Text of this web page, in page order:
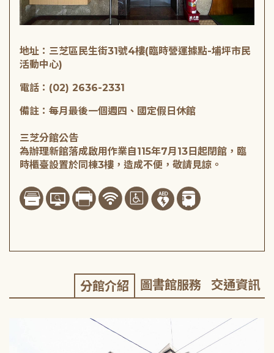
地址：三芝區民生街31號4樓(臨時營運據點-埔坪市民
活動中心)
電話：(02) 2636-2331
備註：每月最後一個週四、國定假日休館
三芝分館公告
為辦理新館落成啟用作業自115年7月13日起閉館，臨
時櫃臺設置於同棟3樓，造成不便，敬請見諒。
分館介紹 圖書館服務 交通資訊